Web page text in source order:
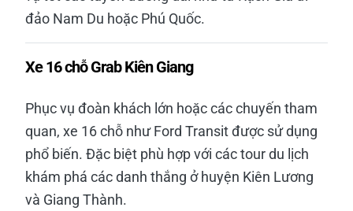
đảo Nam Du hoặc Phú Quốc.
Xe 16 chỗ Grab Kiên Giang
Phục vụ đoàn khách lớn hoặc các chuyến tham
quan, xe 16 chỗ như Ford Transit được sử dụng
phổ biến. Đặc biệt phù hợp với các tour du lịch
khám phá các danh thắng ở huyện Kiên Lương
và Giang Thành.